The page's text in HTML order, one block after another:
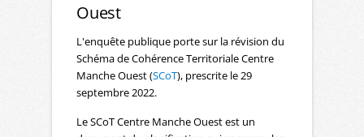
Ouest
L'enquête publique porte sur la révision du
Schéma de Cohérence Territoriale Centre
Manche Ouest (SCoT), prescrite le 29
septembre 2022.
Le SCoT Centre Manche Ouest est un